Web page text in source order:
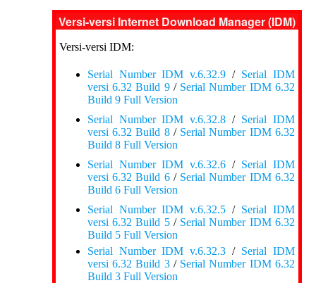
Versi-versi Internet Download Manager (IDM)
Versi-versi IDM:
Serial Number IDM v.6.32.9 / Serial IDM
versi 6.32 Build 9/ Serial Number IDM 6.32
Build 9 Full Version
Serial Number IDM v.6.32.8 / Serial IDM
versi 6.32 Build 8/ Serial Number IDM 6.32
Build 8 Full Version
Serial Number IDM v.6.32.6 / Serial IDM
versi 6.32 Build 6/ Serial Number IDM 6.32
Build 6 Full Version
Serial Number IDM v.6.32.5 / Serial IDM
versi 6.32 Build 5/ Serial Number IDM 6.32
Build 5 Full Version
Serial Number IDM v.6.32.3 / Serial IDM
versi 6.32 Build 3/ Serial Number IDM 6.32
Build 3 Full Version